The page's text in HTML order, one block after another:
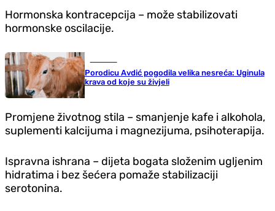
Hormonska kontracepcija – može stabilizovati
hormonske oscilacije.
Porodicu Avdić pogodila velika nesreća: Uginula
krava od koje su živjeli
Promjene životnog stila – smanjenje kafe i alkohola,
suplementi kalcijuma i magnezijuma, psihoterapija.
Ispravna ishrana – dijeta bogata složenim ugljenim
hidratima i bez šećera pomaže stabilizaciji
serotonina.